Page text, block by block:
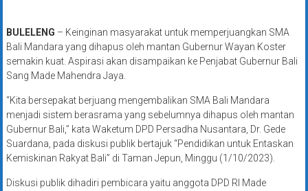
BULELENG – Keinginan masyarakat untuk memperjuangkan SMA
Bali Mandara yang dihapus oleh mantan Gubernur Wayan Koster
semakin kuat. Aspirasi akan disampaikan ke Penjabat Gubernur Bali
Sang Made Mahendra Jaya.
“Kita bersepakat berjuang mengembalikan SMA Bali Mandara
menjadi sistem berasrama yang sebelumnya dihapus oleh mantan
Gubernur Bali,” kata Waketum DPD Persadha Nusantara, Dr. Gede
Suardana, pada diskusi publik bertajuk “Pendidikan untuk Entaskan
Kemiskinan Rakyat Bali” di Taman Jepun, Minggu (1/10/2023).
Diskusi publik dihadiri pembicara yaitu anggota DPD RI Made